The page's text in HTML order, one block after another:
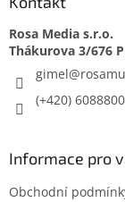
Rosa Media s.r.o.
gimel@
(+420)
Informace pro
Obchodní